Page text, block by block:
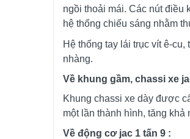
ngồi thoải mái. Các nút điều
hệ thống chiếu sáng nhằm
Hệ thống tay lái trục vít ê-
nhàng.
Về khung gầm, chassi xe
Khung chassi xe dày được
một lần thành hình, tăng khả
Về động cơ jac 1 tấn 9 :